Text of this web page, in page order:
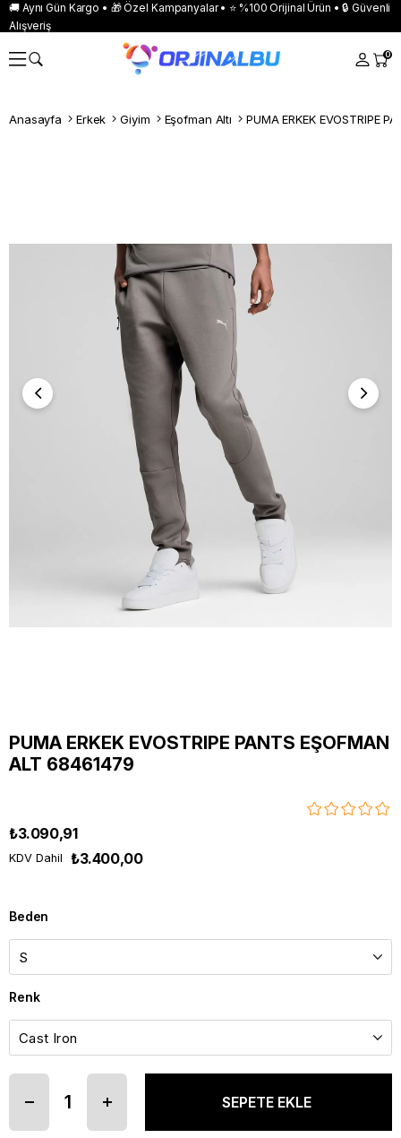
🚚 Aynı Gün Kargo • 🎁 Özel Kampanyalar • ⭐ %100 Orijinal Ürün • 🔒 Güvenli
Alışveriş
0
Anasayfa Erkek Giyim Eşofman Altı
PUMA ERKEK EVOSTRIPE PANTS EŞOFMAN
ALT 68461479
₺3.090,91
KDV Dahil ₺3.400,00
Beden
Renk